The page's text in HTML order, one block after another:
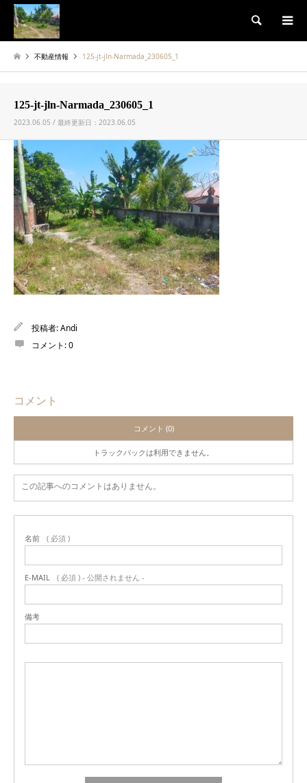
検索
不動産情報 125-jt-jln-Narmada_230605_1
125-jt-jln-Narmada_230605_1
2023.06.05 / 最終更新日：2023.06.05
投稿者:Andi
コメント:0
コメント
コメント (0)
トラックバックは利用できません。
この記事へのコメントはありません。
名前 ( 必須 )
E-MAIL ( 必須 ) - 公開されません -
備考